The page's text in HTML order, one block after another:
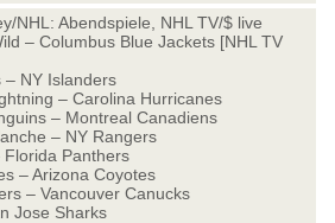
NHL: Abendspiele, NHL TV/$ live
– Columbus Blue Jackets [NHL TV
NY Islanders
– Carolina Hurricanes
– Montreal Canadiens
– NY Rangers
Panthers
– Arizona Coyotes
– Vancouver Canucks
Jose Sharks